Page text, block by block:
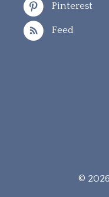
Pinterest
Feed
©